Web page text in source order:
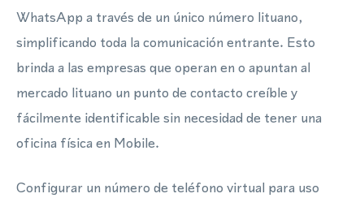
WhatsApp a través de un único número lituano,
simplificando toda la comunicación entrante. Esto
brinda a las empresas que operan en o apuntan al
mercado lituano un punto de contacto creíble y
fácilmente identificable sin necesidad de tener una
oficina física en Mobile.
Configurar un número de teléfono virtual para uso